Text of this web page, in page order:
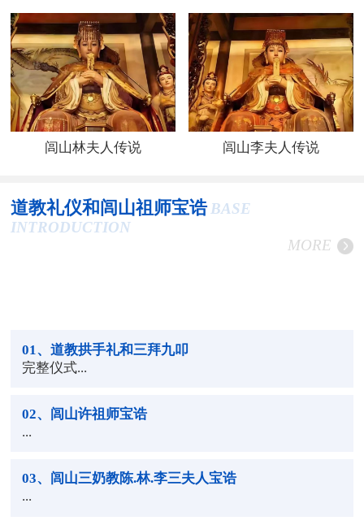
闾山林夫人传说 闾山李夫人传说
道教礼仪和闾山祖师宝诰 BASE
INTRODUCTION
MORE
01 、道教拱手礼和三拜九叩
完整仪式...
02、闾山许祖师宝诰
...
03、闾山三奶教陈.林.李三夫人宝诰
...